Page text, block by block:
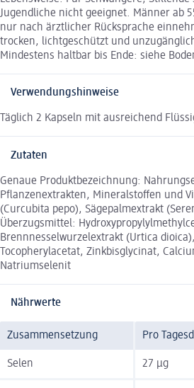
Jugendliche nicht geeignet. Männer ab
nur nach ärztlicher Rücksprache
trocken, lichtgeschützt und
Mindestens haltbar bis Ende: siehe
Verwendungshinweise
Täglich 2 Kapseln mit ausreichend
Zutaten
Genaue Produktbezeichnung:
Pflanzenextrakten, Mineralstoffen und
(Curcubita pepo), Sägepalmextrakt
Überzugsmittel:
Brennnesselwurzelextrakt (Urtica
Tocopherylacetat, Zinkbisglycinat,
Natriumselenit
Nährwerte
Zusammensetzung Pro
Selen 27 µg